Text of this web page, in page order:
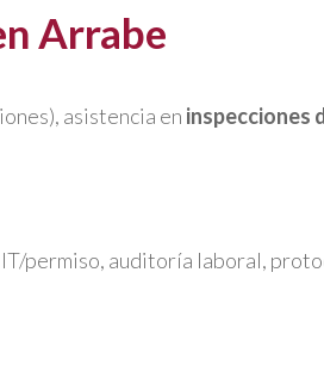
Arrabe
asistencia en inspecciones
permiso, auditoría laboral,